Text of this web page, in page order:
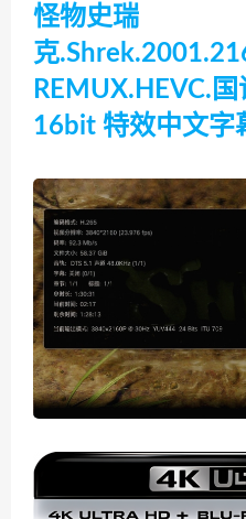
怪物史瑞
克
REMUX.HEVC.
16bit 特效中文字